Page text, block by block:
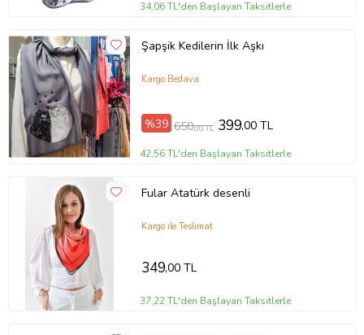
34,06 TL'den Başlayan Taksitlerle
Şapşik Kedilerin İlk Aşkı
Kargo Bedava
%39 650,00 TL 399,00 TL
42,56 TL'den Başlayan Taksitlerle
Fular Atatürk desenli
Kargo ile Teslimat
349,00 TL
37,22 TL'den Başlayan Taksitlerle